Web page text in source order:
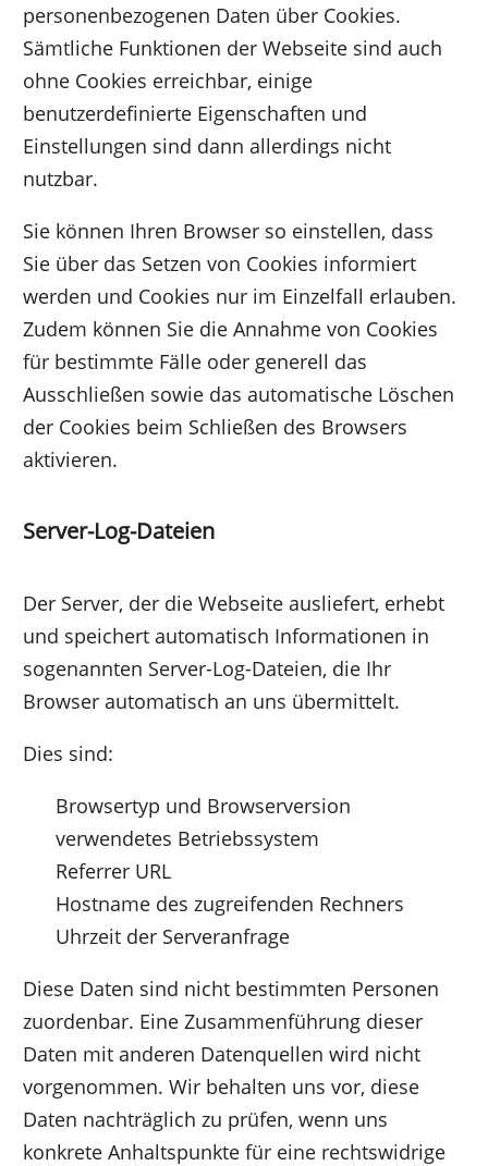
personenbezogenen Daten über Cookies.
Sämtliche Funktionen der Webseite sind auch
ohne Cookies erreichbar, einige
benutzerdefinierte Eigenschaften und
Einstellungen sind dann allerdings nicht
nutzbar.
Sie können Ihren Browser so einstellen, dass
Sie über das Setzen von Cookies informiert
werden und Cookies nur im Einzelfall erlauben.
Zudem können Sie die Annahme von Cookies
für bestimmte Fälle oder generell das
Ausschließen sowie das automatische Löschen
der Cookies beim Schließen des Browsers
aktivieren.
Server-Log-Dateien
Der Server, der die Webseite ausliefert, erhebt
und speichert automatisch Informationen in
sogenannten Server-Log-Dateien, die Ihr
Browser automatisch an uns übermittelt.
Dies sind:
Browsertyp und Browserversion
verwendetes Betriebssystem
Referrer URL
Hostname des zugreifenden Rechners
Uhrzeit der Serveranfrage
Diese Daten sind nicht bestimmten Personen
zuordenbar. Eine Zusammenführung dieser
Daten mit anderen Datenquellen wird nicht
vorgenommen. Wir behalten uns vor, diese
Daten nachträglich zu prüfen, wenn uns
konkrete Anhaltspunkte für eine rechtswidrige